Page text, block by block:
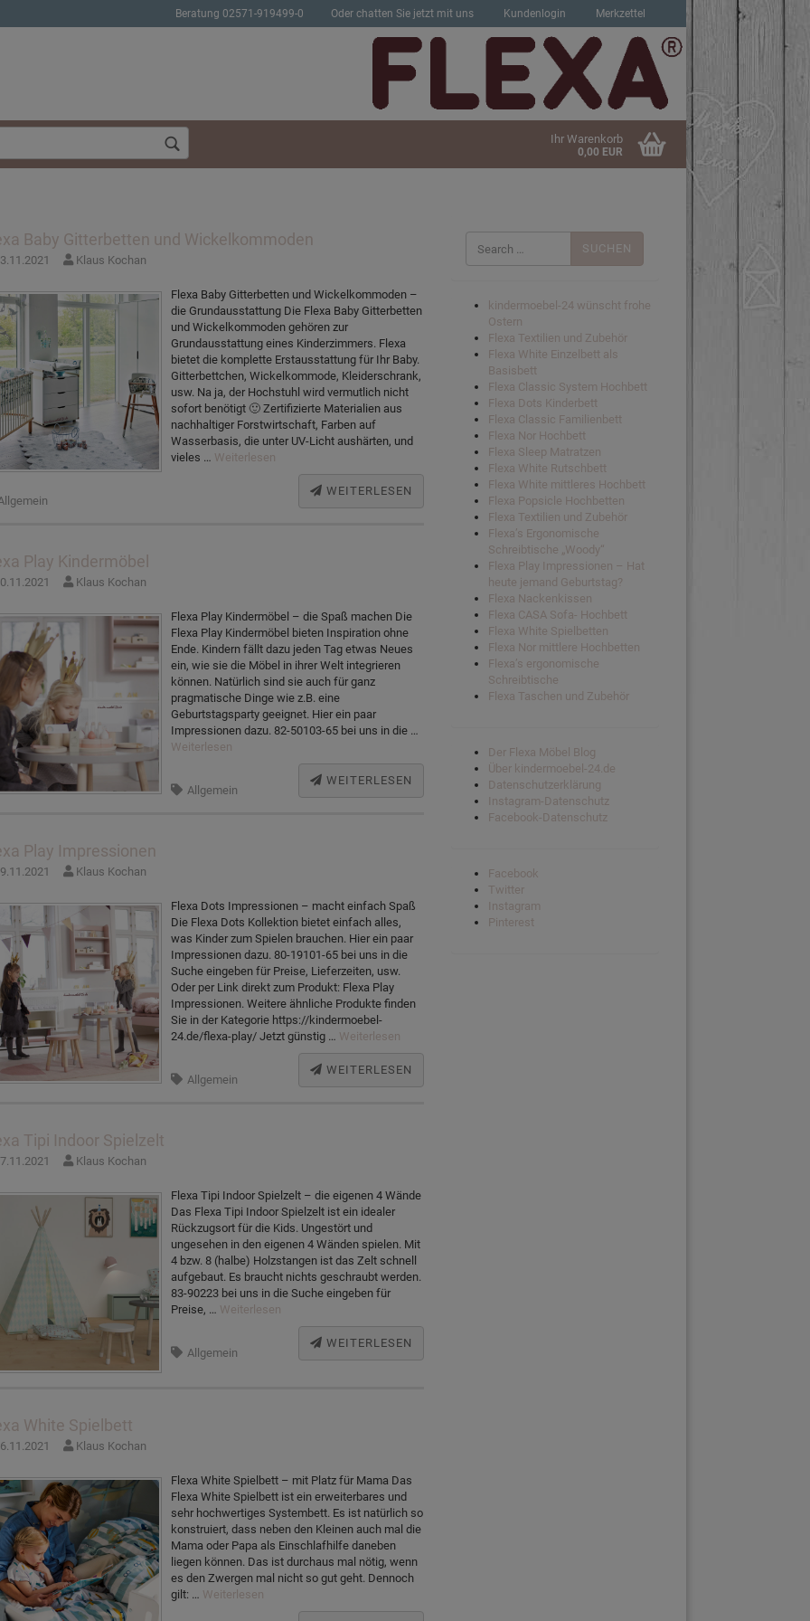
Beratung 02571-919499-0 Oder chatten Sie jetzt mit uns Kundenlogin
Passwort vergessen?
Merkzettel
Ihr Warenkorb
0,00 EUR
Baby Gitterbetten und Wickelkommoden
Klaus Kochan
Flexa Baby Gitterbetten und Wickelkommoden –
die Grundausstattung Die Flexa Baby Gitterbetten
und Wickelkommoden gehören zur
Grundausstattung eines Kinderzimmers. Flexa
bietet die komplette Erstausstattung für Ihr Baby.
Gitterbettchen, Wickelkommode, Kleiderschrank,
usw. Na ja, der Hochstuhl wird vermutlich nicht
sofort benötigt 🙂 Zertifizierte Materialien aus
nachhaltiger Forstwirtschaft, Farben auf
Wasserbasis, die unter UV-Licht aushärten, und
vieles … Weiterlesen
WEITERLESEN
Play Kindermöbel
Klaus Kochan
Flexa Play Kindermöbel – die Spaß machen Die
Flexa Play Kindermöbel bieten Inspiration ohne
Ende. Kindern fällt dazu jeden Tag etwas Neues
ein, wie sie die Möbel in ihrer Welt integrieren
können. Natürlich sind sie auch für ganz
pragmatische Dinge wie z.B. eine
Geburtstagsparty geeignet. Hier ein paar
Impressionen dazu. 82-50103-65 bei uns in die …
Weiterlesen
WEITERLESEN
Allgemein
Play Impressionen
Klaus Kochan
Flexa Dots Impressionen – macht einfach Spaß
Die Flexa Dots Kollektion bietet einfach alles,
was Kinder zum Spielen brauchen. Hier ein paar
Impressionen dazu. 80-19101-65 bei uns in die
Suche eingeben für Preise, Lieferzeiten, usw.
Oder per Link direkt zum Produkt: Flexa Play
Impressionen. Weitere ähnliche Produkte finden
Sie in der Kategorie https://kindermoebel-
24.de/flexa-play/ Jetzt günstig … Weiterlesen
WEITERLESEN
Allgemein
Tipi Indoor Spielzelt
Klaus Kochan
Flexa Tipi Indoor Spielzelt – die eigenen 4 Wände
Das Flexa Tipi Indoor Spielzelt ist ein idealer
Rückzugsort für die Kids. Ungestört und
ungesehen in den eigenen 4 Wänden spielen. Mit
4 bzw. 8 (halbe) Holzstangen ist das Zelt schnell
aufgebaut. Es braucht nichts geschraubt werden.
83-90223 bei uns in die Suche eingeben für
Preise, … Weiterlesen
WEITERLESEN
Allgemein
White Spielbett
Klaus Kochan
Flexa White Spielbett – mit Platz für Mama Das
Flexa White Spielbett ist ein erweiterbares und
sehr hochwertiges Systembett. Es ist natürlich so
konstruiert, dass neben den Kleinen auch mal die
Mama oder Papa als Einschlafhilfe daneben
liegen können. Das ist durchaus mal nötig, wenn
es den Zwergen mal nicht so gut geht. Dennoch
gilt: … Weiterlesen
Suchen
nach:
kindermoebel-24 wünscht frohe
Ostern
Flexa Textilien und Zubehör
Flexa White Einzelbett als
Basisbett
Flexa Classic System Hochbett
Flexa Dots Kinderbett
Flexa Classic Familienbett
Flexa Nor Hochbett
Flexa Sleep Matratzen
Flexa White Rutschbett
Flexa White mittleres Hochbett
Flexa Popsicle Hochbetten
Flexa Textilien und Zubehör
Flexa’s Ergonomische
Schreibtische „Woody“
Flexa Play Impressionen – Hat
heute jemand Geburtstag?
Flexa Nackenkissen
Flexa CASA Sofa- Hochbett
Flexa White Spielbetten
Flexa Nor mittlere Hochbetten
Flexa’s ergonomische
Schreibtische
Flexa Taschen und Zubehör
Der Flexa Möbel Blog
Über kindermoebel-24.de
Datenschutzerklärung
Instagram-Datenschutz
Facebook-Datenschutz
Facebook
Twitter
Instagram
Pinterest